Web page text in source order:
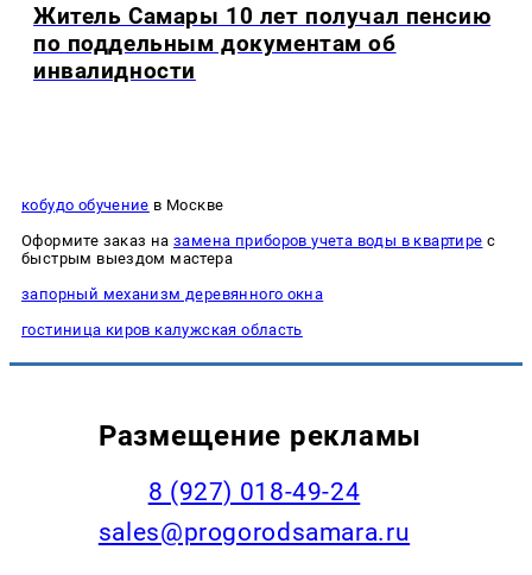
Житель Самары 10 лет получал пенсию
по поддельным документам об
инвалидности
кобудо обучение в Москве
Оформите заказ назамена приборов учета воды в квартире с
быстрым выездом мастера
запорный механизм деревянного окна
гостиница киров калужская область
Размещение рекламы
8 (927) 018-49-24
sales@progorodsamara.ru